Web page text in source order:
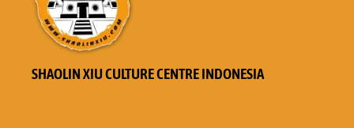
SHAOLIN XIU CULTURE CENTRE INDONESIA